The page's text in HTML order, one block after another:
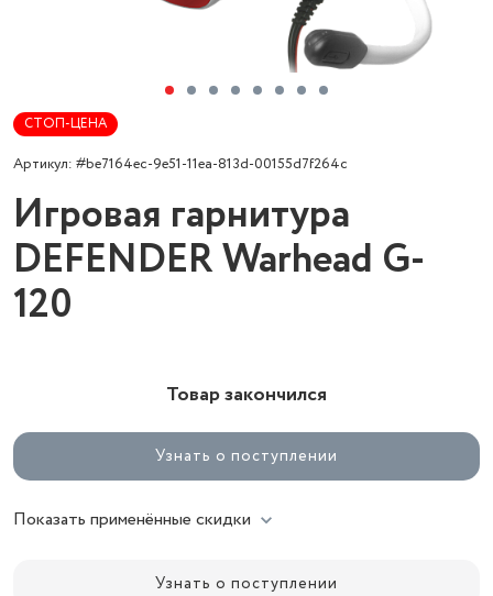
СТОП-ЦЕНА
Артикул: #be7164ec-9e51-11ea-813d-00155d7f264c
Игровая гарнитура
DEFENDER Warhead G-
120
Товар закончился
Узнать о поступлении
Показать применённые скидки
Узнать о поступлении